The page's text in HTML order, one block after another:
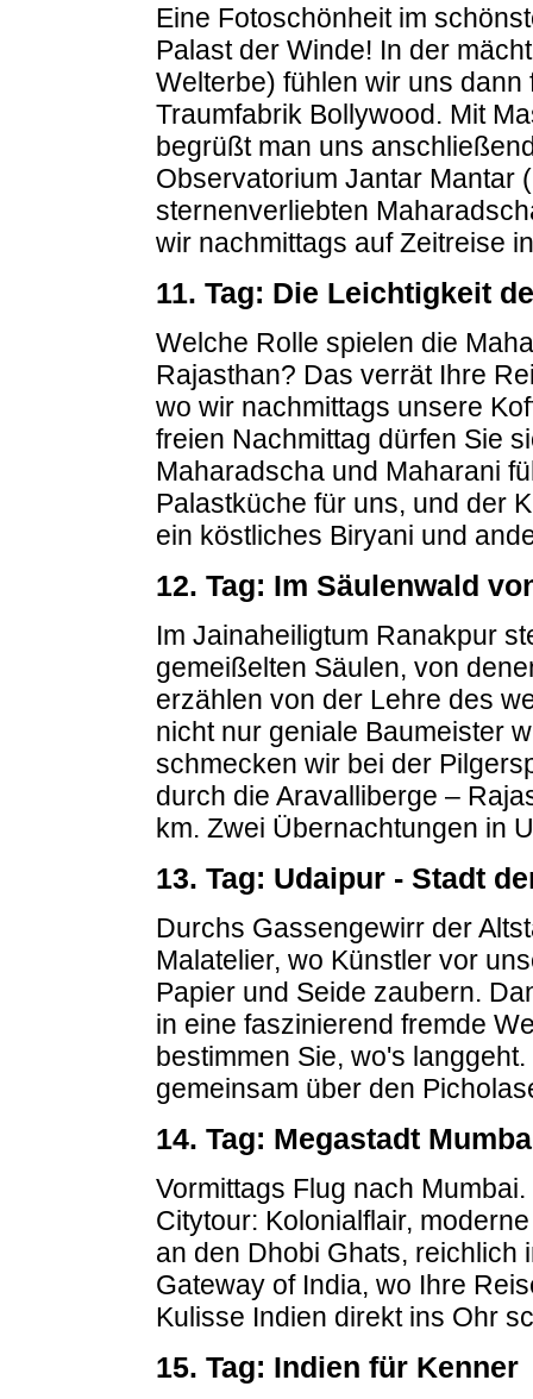
Eine Fotoschönheit im
Palast der Winde! In der
Welterbe) fühlen wir uns
Traumfabrik Bollywood. Mit
begrüßt man uns
Observatorium Jantar Mantar
sternenverliebten
wir nachmittags auf Zeitreise
11. Tag: Die Leichtigkeit
Welche Rolle spielen die
Rajasthan? Das verrät Ihre
wo wir nachmittags unsere
freien Nachmittag dürfen Sie
Maharadscha und Maharani
Palastküche für uns, und der
ein köstliches Biryani und
12. Tag: Im Säulenwald
Im Jainaheiligtum Ranakpur
gemeißelten Säulen, von
erzählen von der Lehre des
nicht nur geniale Baumeister
schmecken wir bei der
durch die Aravalliberge –
km. Zwei Übernachtungen in
13. Tag: Udaipur - Stadt
Durchs Gassengewirr der
Malatelier, wo Künstler vor
Papier und Seide zaubern.
in eine faszinierend fremde
bestimmen Sie, wo's
gemeinsam über den
14. Tag: Megastadt
Vormittags Flug nach
Citytour: Kolonialflair,
an den Dhobi Ghats, reichlich
Gateway of India, wo Ihre
Kulisse Indien direkt ins Ohr
15. Tag: Indien für Kenner